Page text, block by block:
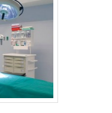
com os
possíveis
qualidade
e atuação
esses
com
e a